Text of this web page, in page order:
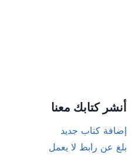
أنشر كتابك معنا
إضافة كتاب جديد
بلغ عن رابط لا يعمل